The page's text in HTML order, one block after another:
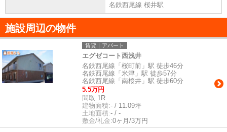
名鉄西尾線 桜井駅
施設周辺の物件
賃貸｜アパート
エグゼコート西浅井
名鉄西尾線「桜町前」駅 徒歩46分
名鉄西尾線「米津」駅 徒歩57分
名鉄西尾線「南桜井」駅 徒歩60分
5.5万円
間取:1R
建物面積:- / 11.09坪
土地面積:- / -
敷金/礼金:0ヶ月/3万円